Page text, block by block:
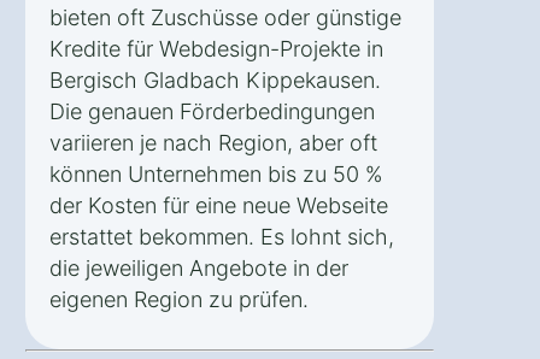
bieten oft Zuschüsse oder günstige
Kredite für Webdesign-Projekte in
Bergisch Gladbach Kippekausen.
Die genauen Förderbedingungen
variieren je nach Region, aber oft
können Unternehmen bis zu 50 %
der Kosten für eine neue Webseite
erstattet bekommen. Es lohnt sich,
die jeweiligen Angebote in der
eigenen Region zu prüfen.